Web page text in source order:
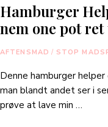
Hamburger
nem one pot
AFTENSMAD / STOP
Denne hamburger
man blandt andet ser i
prøve at lave min …